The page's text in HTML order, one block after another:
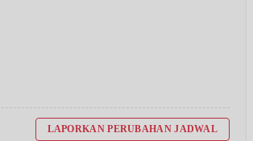
LAPORKAN PERUBAHAN JADWAL